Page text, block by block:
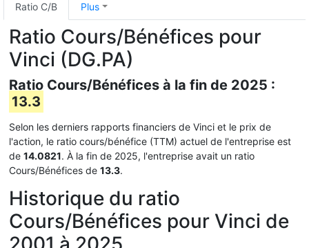
Ratio C/B Plus
Ratio Cours/Bénéfices pour
Vinci (DG.PA)
Ratio Cours/Bénéfices à la fin de 2025 :
13.3
Selon les derniers rapports financiers de Vinci et le prix de
l'action, le ratio cours/bénéfice (TTM) actuel de l'entreprise est
de 14.0821. À la fin de 2025, l'entreprise avait un ratio
Cours/Bénéfices de 13.3.
Historique du ratio
Cours/Bénéfices pour Vinci de